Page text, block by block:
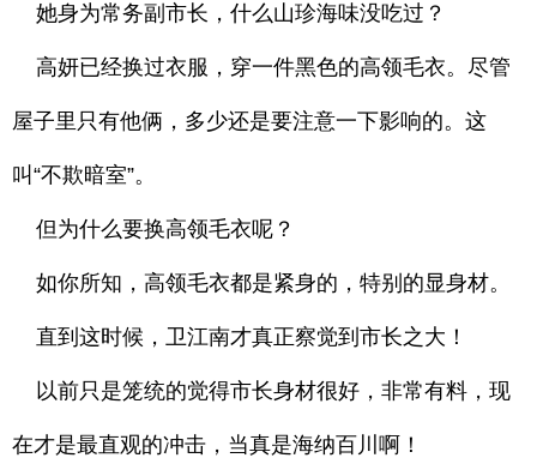
她身为常务副市长，什么山珍海味没吃过？
高妍已经换过衣服，穿一件黑色的高领毛衣。尽管
屋子里只有他俩，多少还是要注意一下影响的。这
叫“不欺暗室”。
但为什么要换高领毛衣呢？
如你所知，高领毛衣都是紧身的，特别的显身材。
直到这时候，卫江南才真正察觉到市长之大！
以前只是笼统的觉得市长身材很好，非常有料，现
在才是最直观的冲击，当真是海纳百川啊！